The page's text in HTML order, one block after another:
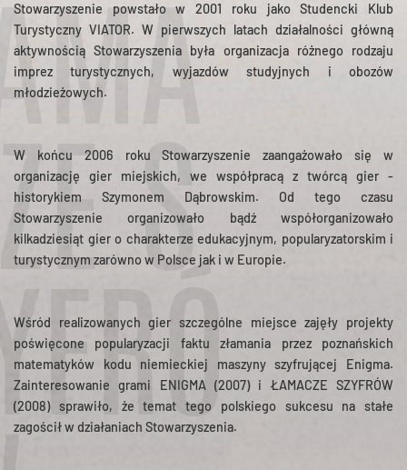
S
Stowarzyszenie powstało w 2001 roku jako Studencki Klub
Turystyczny VIATOR. W pierwszych latach działalności główną
aktywnością Stowarzyszenia była organizacja różnego rodzaju
imprez turystycznych, wyjazdów studyjnych i obozów
młodzieżowych.
W końcu 2006 roku Stowarzyszenie zaangażowało się w
organizację gier miejskich, we współpracą z twórcą gier -
historykiem Szymonem Dąbrowskim. Od tego czasu
Stowarzyszenie organizowało bądź współorganizowało
kilkadziesiąt gier o charakterze edukacyjnym, popularyzatorskim i
turystycznym zarówno w Polsce jak i w Europie.
Wśród realizowanych gier szczególne miejsce zajęły projekty
poświęcone popularyzacji faktu złamania przez poznańskich
matematyków kodu niemieckiej maszyny szyfrującej Enigma.
Zainteresowanie grami ENIGMA (2007) i ŁAMACZE SZYFRÓW
(2008) sprawiło, że temat tego polskiego sukcesu na stałe
zagościł w działaniach Stowarzyszenia.